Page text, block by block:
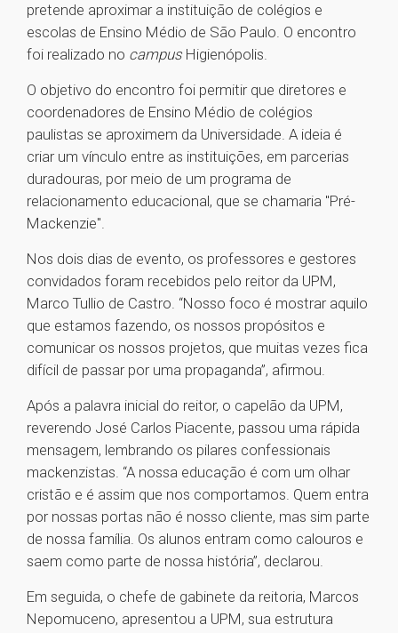
pretende aproximar a instituição de colégios e
escolas de Ensino Médio de São Paulo. O encontro
foi realizado no campus Higienópolis.
O objetivo do encontro foi permitir que diretores e
coordenadores de Ensino Médio de colégios
paulistas se aproximem da Universidade. A ideia é
criar um vínculo entre as instituições, em parcerias
duradouras, por meio de um programa de
relacionamento educacional, que se chamaria "Pré-
Mackenzie".
Nos dois dias de evento, os professores e gestores
convidados foram recebidos pelo reitor da UPM,
Marco Tullio de Castro. “Nosso foco é mostrar aquilo
que estamos fazendo, os nossos propósitos e
comunicar os nossos projetos, que muitas vezes fica
difícil de passar por uma propaganda”, afirmou.
Após a palavra inicial do reitor, o capelão da UPM,
reverendo José Carlos Piacente, passou uma rápida
mensagem, lembrando os pilares confessionais
mackenzistas. “A nossa educação é com um olhar
cristão e é assim que nos comportamos. Quem entra
por nossas portas não é nosso cliente, mas sim parte
de nossa família. Os alunos entram como calouros e
saem como parte de nossa história”, declarou.
Em seguida, o chefe de gabinete da reitoria, Marcos
Nepomuceno, apresentou a UPM, sua estrutura